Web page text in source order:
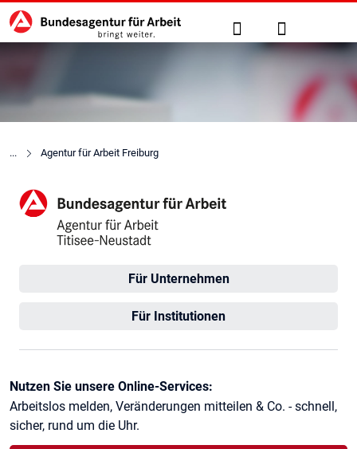
zu den Hauptinhalten springen
Hauptnavigation Suche Anmelden
Agentur für Arbeit Freiburg
Agentur für Arbeit Titisee-
Für Unternehmen
Für Institutionen
Kontaktinformationen
Nutzen Sie unsere Online-Services:
Arbeitslos melden, Veränderungen mitteilen & Co. - schnell,
sicher, rund um die Uhr.